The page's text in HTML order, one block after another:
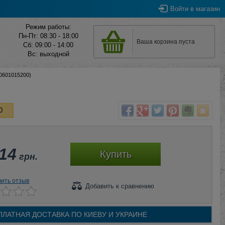
Войти в магазин
Режим работы:
Пн-Пт: 08:30 - 18:00
Сб: 09:00 - 14:00
Вс: выходной
Ваша корзина пуста
грн. Купить
отзыв
Добавить к сравнению
ДОСТАВКА ПО КИЕВУ И УКРАИНЕ